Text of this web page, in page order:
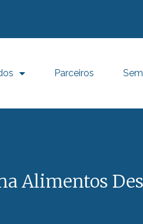
Parceiros
Alimentos